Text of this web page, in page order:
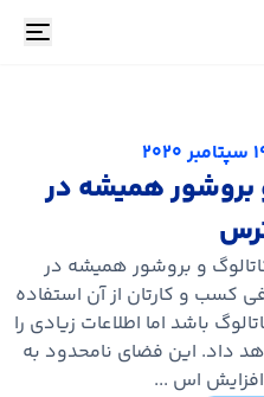
بروشور همیشه در
و بروشور همیشه در
کسب و کارتان از آن استفاده
باشد اما اطلاعات زیادی را
داد. این فضای نامحدود به
اس ...